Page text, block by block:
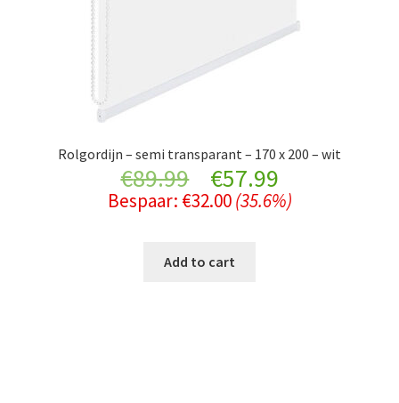
Rolgordijn – semi transparant – 170 x 200 – wit
€89.99
Original
price
was:
€57.99Current
price
Bespaar: €32.00 (35.6%)
Add to cart